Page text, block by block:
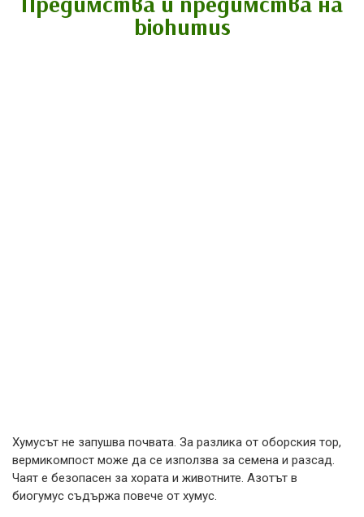
biohumus
Хумусът не запушва почвата. За разлика от оборския тор,
вермикомпост може да се използва за семена и разсад.
Чаят е безопасен за хората и животните. Азотът в
биогумус съдържа повече от хумус.